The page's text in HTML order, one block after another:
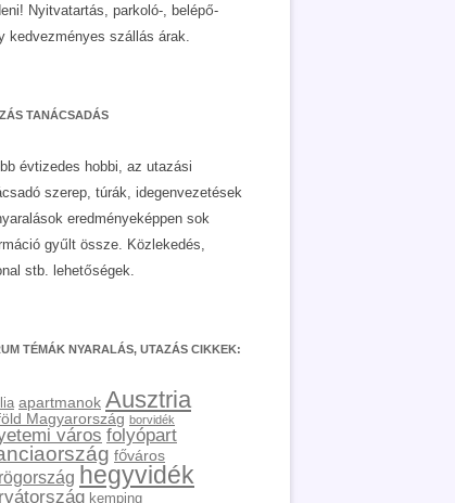
Nyitvatartás, parkoló-, belépő-
kedvezményes szállás árak.
TANÁCSADÁS
évtizedes hobbi, az utazási
szerep, túrák, idegenvezetések
eredményeképpen sok
gyűlt össze. Közlekedés,
stb. lehetőségek.
TÉMÁK NYARALÁS, UTAZÁS CIKKEK:
apartmanok Ausztria
Magyarország borvidék
város folyópart
főváros
hegyvidék
kemping